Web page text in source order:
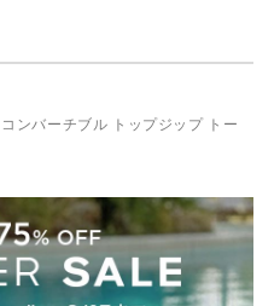
コンバーチブル トップジップ トー